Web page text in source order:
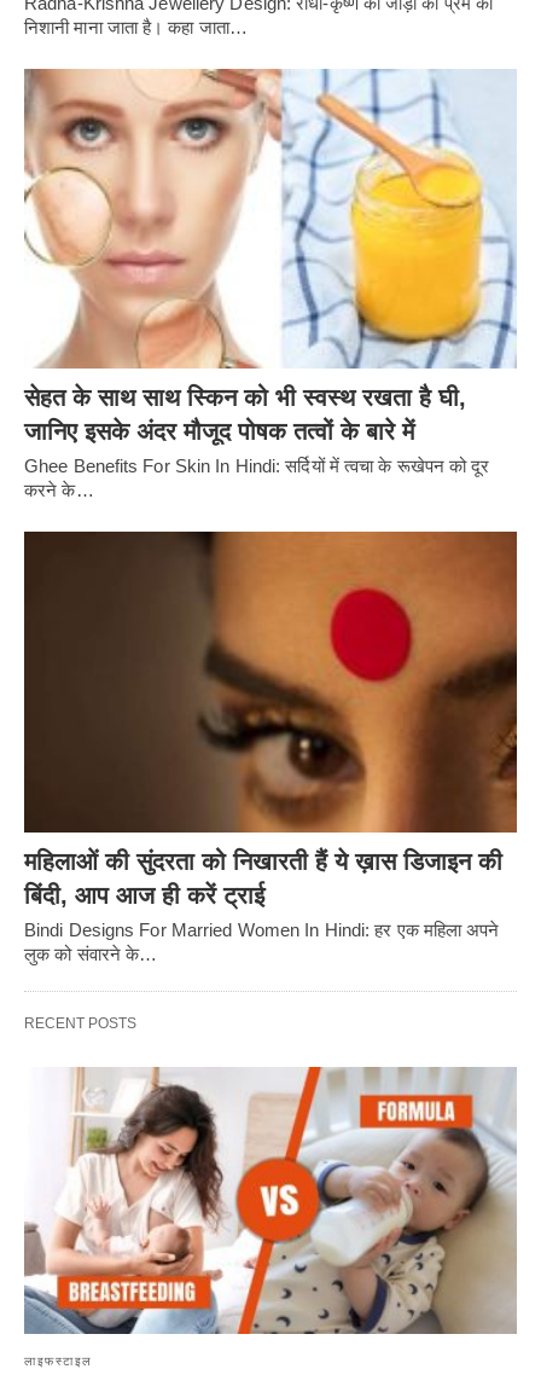
निशानी माना जाता है। कहा जाता…
सेहत के साथ साथ स्किन को भी स्वस्थ रखता है घी,
जानिए इसके अंदर मौजूद पोषक तत्वों के बारे में
Ghee Benefits For Skin In Hindi: सर्दियों में त्वचा के रूखेपन को दूर
करने के…
महिलाओं की सुंदरता को निखारती हैं ये ख़ास डिजाइन की
बिंदी, आप आज ही करें ट्राई
Bindi Designs For Married Women In Hindi: हर एक महिला अपने
लुक को संवारने के…
RECENT POSTS
लाइफस्टाइल